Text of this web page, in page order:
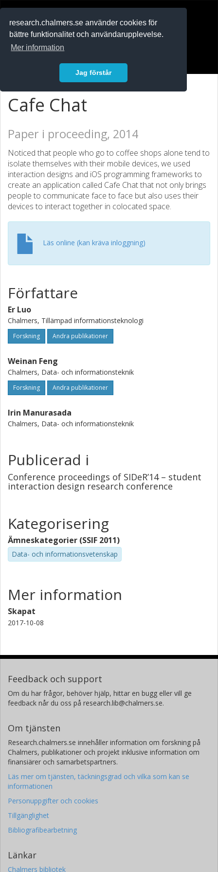
research.chalmers.se använder cookies för
bättre funktionalitet och användarupplevelse.
Mer information
Jag förstår
Cafe Chat
Paper i proceeding, 2014
Noticed that people who go to coffee shops alone tend to
isolate themselves with their mobile devices, we used
interaction designs and iOS programming frameworks to
create an application called Cafe Chat that not only brings
people to communicate face to face but also uses their
devices to interact together in colocated space.
Läs online (kan kräva inloggning)
Författare
Er Luo
Chalmers, Tillämpad informationsteknologi
Forskning Andra publikationer
Weinan Feng
Chalmers, Data- och informationsteknik
Forskning Andra publikationer
Irin Manurasada
Chalmers, Data- och informationsteknik
Publicerad i
Conference proceedings of SIDeR’14 – student
interaction design research conference
Kategorisering
Ämneskategorier (SSIF 2011)
Data- och informationsvetenskap
Mer information
Skapat
2017-10-08
Feedback och support
Om du har frågor, behöver hjälp, hittar en bugg eller vill ge
feedback når du oss på research.lib@chalmers.se.
Om tjänsten
Research.chalmers.se innehåller information om forskning på
Chalmers, publikationer och projekt inklusive information om
finansiärer och samarbetspartners.
Läs mer om tjänsten, täckningsgrad och vilka som kan se
informationen
Personuppgifter och cookies
Tillgänglighet
Bibliografibearbetning
Länkar
Chalmers bibliotek